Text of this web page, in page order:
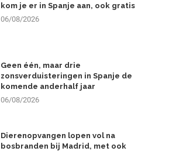
kom je er in Spanje aan, ook gratis
06/08/2026
Geen één, maar drie
zonsverduisteringen in Spanje de
komende anderhalf jaar
06/08/2026
Dierenopvangen lopen vol na
bosbranden bij Madrid, met ook